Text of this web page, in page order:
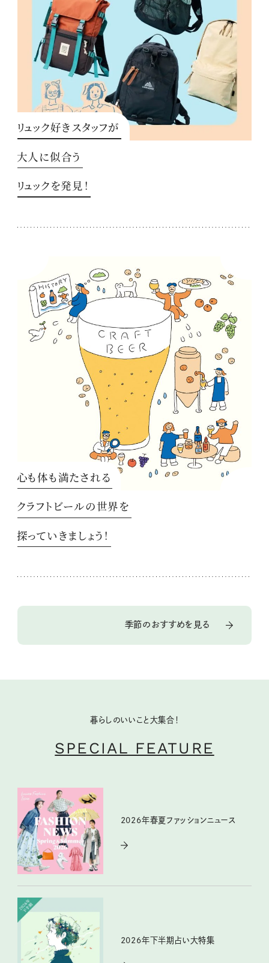
リュック好きスタッフが
大人に似合う
リュックを発見！
心も体も満たされる
クラフトビールの世界を
探っていきましょう！
季節のおすすめを見る
暮らしのいいこと大集合！
SPECIAL FEATURE
2026年春夏ファッションニュース
2026年下半期占い大特集